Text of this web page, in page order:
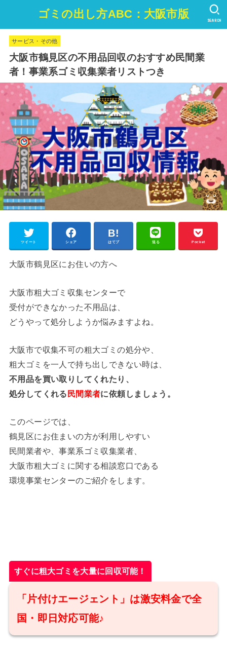
ゴミの出し方ABC：大阪市版 SEARCH
サービス・その他
大阪市鶴見区の不用品回収のおすすめ民間業
者！事業系ゴミ収集業者リストつき
ツイート シェア はてブ 送る Pocket
大阪市鶴見区にお住いの方へ
大阪市粗大ゴミ収集センターで
受付ができなかった不用品は、
どうやって処分しようか悩みますよね。
大阪市で収集不可の粗大ゴミの処分や、
粗大ゴミを一人で持ち出しできない時は、
不用品を買い取りしてくれたり、
処分してくれる 民間業者に依頼しましょう。
このページでは、
鶴見区にお住まいの方が利用しやすい
民間業者や、事業系ゴミ収集業者、
大阪市粗大ゴミに関する相談窓口である
環境事業センターのご紹介をします。
すぐに粗大ゴミを大量に回収可能！
「片付けエージェント」は激安料金で全
国・即日対応可能♪